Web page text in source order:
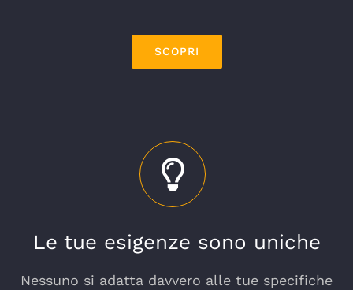
SCOPRI
Le tue esigenze sono uniche
Nessuno si adatta davvero alle tue specifiche